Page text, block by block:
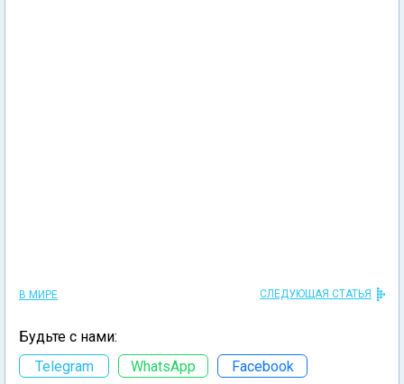
В МИРЕ СЛЕДУЮЩАЯ СТАТЬЯ
Будьте с нами:
Telegram
WhatsApp Facebook